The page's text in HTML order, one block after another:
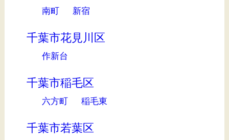
南町 新宿
千葉市花見川区
作新台
千葉市稲毛区
六方町 稲毛東
千葉市若葉区